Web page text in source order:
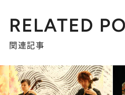
RELATED
関連記事